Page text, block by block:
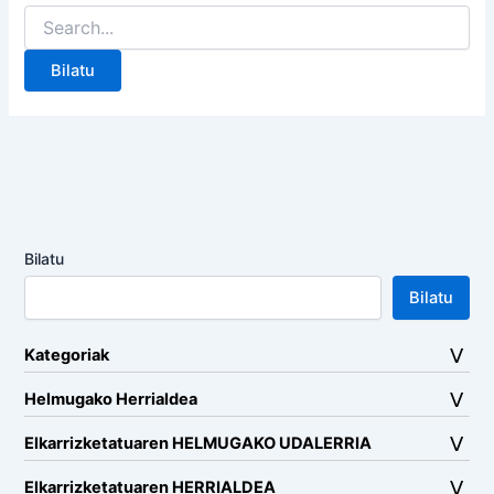
Search
for:
Bilatu
Bilatu
Kategoriak
Helmugako Herrialdea
Elkarrizketatuaren HELMUGAKO UDALERRIA
Elkarrizketatuaren HERRIALDEA